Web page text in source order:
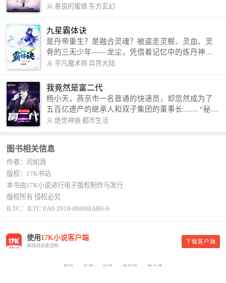
军。 我是谁？天下众生视我为修罗，却不知，我以
信公众号：善良的蜜蜂后援会）
善良的蜜蜂 东方玄幻
九星霸体诀
是丹帝重生？是融合灵魂？被盗走灵根、灵血、灵
骨的三无少年——龙尘，凭借着记忆中的炼丹神
术，修行神秘功法九星霸体诀，拨开重重迷雾，解
勾搭各色美女，镇压恶鬼邪神。 江湖传闻：龙
尘一到，地吼天啸。龙尘一出，鬼泣神哭。 本
故事纯属虚构，如有雷同，那就是真事儿，想要对
号入座，抓紧时间进群：487963015 微信公众号：
平凡魔术师,或者搜索：pingfanmoshushi1982,公众
平凡魔术师 异界大陆
我竟然是富二代
杨小天，燕京市一名普通的快递员，却忽然成为了
五百亿遗产的继承人和双子集团的董事长…… “秘
书，给我定制一套百亿富翁的吃喝住行标准！” “好
呢？” “回杨总，开车太堵，已经给你安排了直升
敢想的，没有秘书办不到的。
绝世神族 都市生活
图书相关信息
作者：司如酒
版权：17K书站
本书由17K小说进行电子版权制作与发行
版权所有 侵权必究
ILTC：ILTC 0A9-2018-0000BAB6-6
使用 17K小说客户端
离线阅读更流畅
下载客户端
帮助 反馈 标签 电脑版
客户端